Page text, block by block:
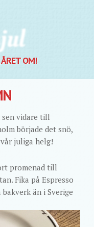
OM!
vidare till
började det snö,
juliga helg!
promenad till
Fika på Espresso
än i Sverige